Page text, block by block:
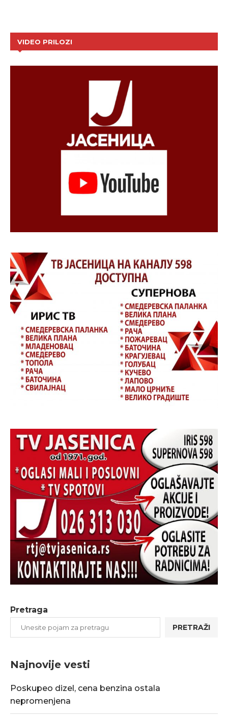
VIDEO PRILOZI
Pretraga
PRETRAŽI
Najnovije vesti
Poskupeo dizel, cena benzina ostala
nepromenjena